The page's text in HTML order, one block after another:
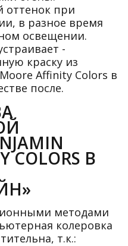
при
в разное время
освещении.
-
краску из
Affinity Colors в
после.
COLORS В
методами
колеровка
т.к.: